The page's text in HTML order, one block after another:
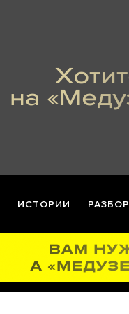
ИСТОРИИ РАЗБОР